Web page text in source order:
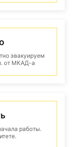
эвакуируем
от МКАД-а
работы.